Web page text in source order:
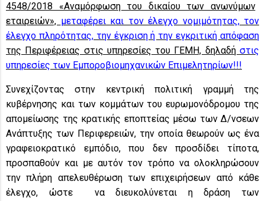
4548/2018 «Αναμόρφωση του δικαίου των ανωνύμων
εταιρειών», μεταφέρει και τον έλεγχο νομιμότητας, τον
έλεγχο πληρότητας, την έγκριση ή την εγκριτική απόφαση
της Περιφέρειας στις υπηρεσίες του ΓΕΜΗ, δηλαδή στις
υπηρεσίες των Εμποροβιομηχανικών Επιμελητηρίων!!!
Συνεχίζοντας στην κεντρική πολιτική γραμμή της
κυβέρνησης και των κομμάτων του ευρωμονόδρομου της
απομείωσης της κρατικής εποπτείας μέσω των Δ/νσεων
Ανάπτυξης των Περιφερειών, την οποία θεωρούν ως ένα
γραφειοκρατικό εμπόδιο, που δεν προσδίδει τίποτα,
προσπαθούν και με αυτόν τον τρόπο να ολοκληρώσουν
την πλήρη απελευθέρωση των επιχειρήσεων από κάθε
έλεγχο, ώστε να διευκολύνεται η δράση των